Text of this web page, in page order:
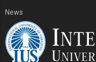
News